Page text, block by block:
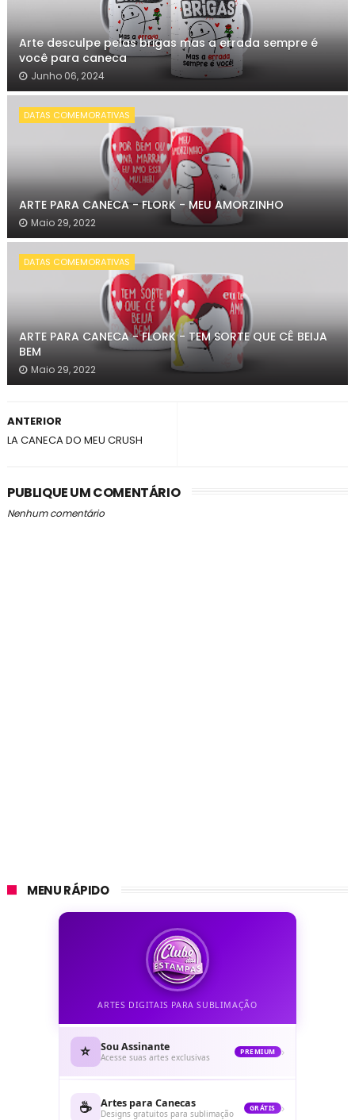
Arte desculpe pelas brigas mas a errada sempre é
você para caneca
Junho 06, 2024
DATAS COMEMORATIVAS
ARTE PARA CANECA - FLORK - MEU AMORZINHO
Maio 29, 2022
DATAS COMEMORATIVAS
ARTE PARA CANECA - FLORK - TEM SORTE QUE CÊ BEIJA
BEM
Maio 29, 2022
ANTERIOR
LA CANECA DO MEU CRUSH
PUBLIQUE UM COMENTÁRIO
Nenhum comentário
MENU RÁPIDO
ARTES DIGITAIS PARA SUBLIMAÇÃO
⭐ Sou Assinante
Acesse suas artes exclusivas
PREMIUM ›
☕ Artes para Canecas
Designs gratuitos para sublimação
GRÁTIS ›